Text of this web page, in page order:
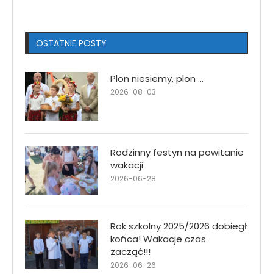
OSTATNIE POSTY
Plon niesiemy, plon …
2026-08-03
Rodzinny festyn na powitanie
wakacji
2026-06-28
Rok szkolny 2025/2026 dobiegł
końca! Wakacje czas
zacząć!!!
2026-06-26